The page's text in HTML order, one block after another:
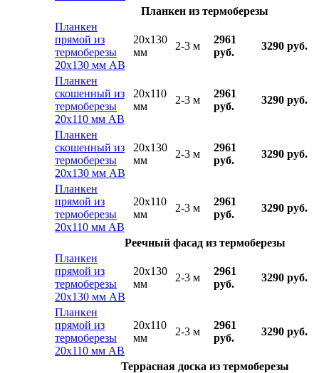
Планкен из термоберезы
Планкен
прямой из
термоберезы
20х130 мм АВ
20x130
мм
2-3 м
2961
руб.
3290 руб.
Планкен
скошенный из
термоберезы
20х110 мм АВ
20x110
мм
2-3 м
2961
руб.
3290 руб.
Планкен
скошенный из
термоберезы
20х130 мм АВ
20x130
мм
2-3 м
2961
руб.
3290 руб.
Планкен
прямой из
термоберезы
20х110 мм АВ
20x110
мм
2-3 м
2961
руб.
3290 руб.
Реечный фасад из термоберезы
Планкен
прямой из
термоберезы
20х130 мм АВ
20x130
мм
2-3 м
2961
руб.
3290 руб.
Планкен
прямой из
термоберезы
20х110 мм АВ
20x110
мм
2-3 м
2961
руб.
3290 руб.
Террасная доска из термоберезы